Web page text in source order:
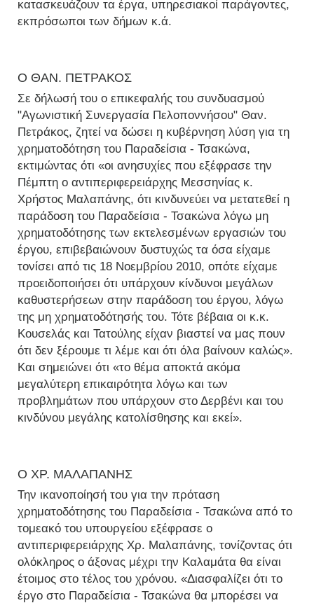
κατασκευάζουν τα έργα, υπηρεσιακοί παράγοντες,
εκπρόσωποι των δήμων κ.ά.
Ο ΘΑΝ. ΠΕΤΡΑΚΟΣ
Σε δήλωσή του ο επικεφαλής του συνδυασμού
"Αγωνιστική Συνεργασία Πελοποννήσου" Θαν.
Πετράκος, ζητεί να δώσει η κυβέρνηση λύση για τη
χρηματοδότηση του Παραδείσια - Τσακώνα,
εκτιμώντας ότι «οι ανησυχίες που εξέφρασε την
Πέμπτη ο αντιπεριφερειάρχης Μεσσηνίας κ.
Χρήστος Μαλαπάνης, ότι κινδυνεύει να μετατεθεί η
παράδοση του Παραδείσια - Τσακώνα λόγω μη
χρηματοδότησης των εκτελεσμένων εργασιών του
έργου, επιβεβαιώνουν δυστυχώς τα όσα είχαμε
τονίσει από τις 18 Νοεμβρίου 2010, οπότε είχαμε
προειδοποιήσει ότι υπάρχουν κίνδυνοι μεγάλων
καθυστερήσεων στην παράδοση του έργου, λόγω
της μη χρηματοδότησής του. Τότε βέβαια οι κ.κ.
Κουσελάς και Τατούλης είχαν βιαστεί να μας πουν
ότι δεν ξέρουμε τι λέμε και ότι όλα βαίνουν καλώς».
Και σημειώνει ότι «το θέμα αποκτά ακόμα
μεγαλύτερη επικαιρότητα λόγω και των
προβλημάτων που υπάρχουν στο Δερβένι και του
κινδύνου μεγάλης κατολίσθησης και εκεί».
Ο ΧΡ. ΜΑΛΑΠΑΝΗΣ
Την ικανοποίησή του για την πρόταση
χρηματοδότησης του Παραδείσια - Τσακώνα από το
τομεακό του υπουργείου εξέφρασε ο
αντιπεριφερειάρχης Χρ. Μαλαπάνης, τονίζοντας ότι
ολόκληρος ο άξονας μέχρι την Καλαμάτα θα είναι
έτοιμος στο τέλος του χρόνου. «Διασφαλίζει ότι το
έργο στο Παραδείσια - Τσακώνα θα μπορέσει να